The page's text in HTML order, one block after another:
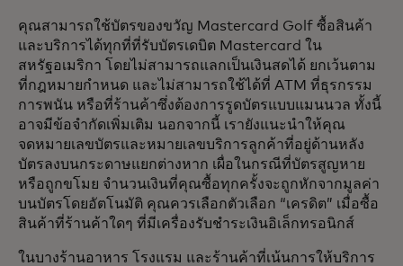
คุณสามารถใช้บัตรของขวัญ Mastercard Golf ซื้อสินค้า
และบริการได้ทุกที่ที่รับบัตรเดบิต Mastercard ใน
สหรัฐอเมริกา โดยไม่สามารถแลกเป็นเงินสดได้ ยกเว้นตาม
ที่กฎหมายกำหนด และไม่สามารถใช้ได้ที่ ATM ที่ธุรกรรม
การพนัน หรือที่ร้านค้าซึ่งต้องการรูดบัตรแบบแมนนวล ทั้งนี้
อาจมีข้อจำกัดเพิ่มเติม นอกจากนี้ เรายังแนะนำให้คุณ
จดหมายเลขบัตรและหมายเลขบริการลูกค้าที่อยู่ด้านหลัง
บัตรลงบนกระดาษแยกต่างหาก เผื่อในกรณีที่บัตรสูญหาย
หรือถูกขโมย จำนวนเงินที่คุณซื้อทุกครั้งจะถูกหักจากมูลค่า
บนบัตรโดยอัตโนมัติ คุณควรเลือกตัวเลือก “เครดิต” เมื่อซื้อ
สินค้าที่ร้านค้าใดๆ ที่มีเครื่องรับชำระเงินอิเล็กทรอนิกส์
ในบางร้านอาหาร โรงแรม และร้านค้าที่เน้นการให้บริการ